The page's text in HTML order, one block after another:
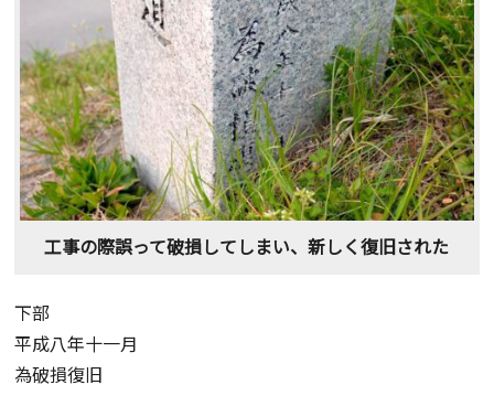
工事の際誤って破損してしまい、新しく復旧された
下部
平成八年十一月
為破損復旧